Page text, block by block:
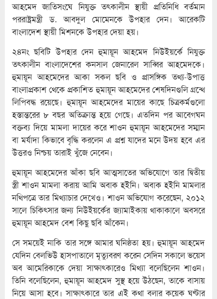
আহমেদ জাতিসংঘে নিযুক্ত তৎকালীন স্থায়ী প্রতিনিধি বর্তমান
পররাষ্ট্রমন্ত্রী ড. আবদুল মোমেনকে উপহার দেন। আরেকটি
বাংলাদেশ স্থায়ী মিশনকে উপহার দেয়া হয়।
২৪নং ছবিটি উপহার দেন হুমায়ূন আহমেদ নিউইয়র্কে নিযুক্ত
তৎকালীন বাংলাদেশের কনসাল জেনারেল সাব্বির আহমেদকে।
হুমায়ূন আহমেদের আকা সকল ছবি ও প্রাসঙ্গিক তথ্য-উপাত্ত
বাংলাপ্রকাশ থেকে প্রকাশিত হুমায়ূন আহমেদের শেষদিনগুলি গ্রন্থে
লিপিবদ্ধ রয়েছে। হুমায়ূন আহমেদের মায়ের কাছে চিত্রকর্মগুলো
হস্তান্তরের ৮ বছর অতিক্রান্ত হয়ে গেছে। এতদিন পর আবেগঘন
বক্তব্য দিয়ে মামলা দায়ের করে শাওন হুমায়ূন আহমেদের সম্মান
বা মর্যাদা কিভাবে বৃদ্ধি করলেন এ প্রশ্ন যাদের মনে উদয় হবে এর
উত্তরও নিশ্চয় তারাই খুঁজে নেবেন।
হুমায়ূন আহমেদের আঁকা ছবি আত্মসাতের অভিযোগে তার দ্বিতীয়
স্ত্রী শাওন মামলা করায় আমি অবাক হইনি। অবাক হইনি মামলার
নথিপত্রে তার মিথ্যাচার দেখেও। শাওন অভিযোগ করেছেন, ২০১২
সালে চিকিৎসার জন্য নিউইয়র্কের জ্যামাইকায় থাকাকালে অবসরে
হুমায়ূন আহমেদ বেশ কিছু ছবি আঁকেন।
সে সময়েই নাকি তার সঙ্গে আমার ঘনিষ্ঠতা হয়। হুমায়ূন আহমেদ
যেদিন বেলভিউ হাসপাতালে মৃত্যুবরণ করেন সেদিন সকালে ভয়েস
অব আমেরিকাকে দেয়া সাক্ষাৎকারেও মিথ্যা বলেছিলেন শাওন।
তিনি বলেছিলেন, হুমায়ূন আহমেদ সুস্থ হয়ে উঠছেন, তাকে বাসায়
নিয়ে আসা হবে। সাক্ষাৎকারে তার এই কথা বলার কয়েক ঘণ্টার